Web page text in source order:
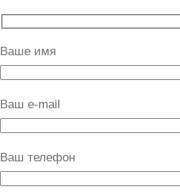
Ваше имя
Ваш e-mail
Ваш телефон